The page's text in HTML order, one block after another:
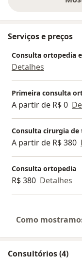
do Hospital e
Bornhausen sendo
desde então.
Registro de
CRM/SC- RQE: 6920
Serviços e preços
Consulta ortopedia
Detalhes
Primeira consulta
A partir de R$ 0
Consulta cirurgia de
A partir de R$ 380
Consulta ortopedia
R$ 380 Detalhes
Como
Consultórios (4)